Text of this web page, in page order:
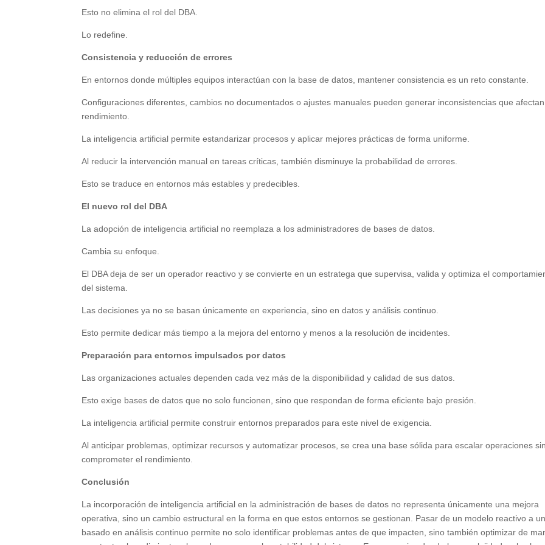
Esto no elimina el rol del DBA.
Lo redefine.
Consistencia y reducción de errores
En entornos donde múltiples equipos interactúan con la base de datos, mantener consistencia es un reto constante.
Configuraciones diferentes, cambios no documentados o ajustes manuales pueden generar inconsistencias que
rendimiento.
La inteligencia artificial permite estandarizar procesos y aplicar mejores prácticas de forma uniforme.
Al reducir la intervención manual en tareas críticas, también disminuye la probabilidad de errores.
Esto se traduce en entornos más estables y predecibles.
El nuevo rol del DBA
La adopción de inteligencia artificial no reemplaza a los administradores de bases de datos.
Cambia su enfoque.
El DBA deja de ser un operador reactivo y se convierte en un estratega que supervisa, valida y optimiza el
del sistema.
Las decisiones ya no se basan únicamente en experiencia, sino en datos y análisis continuo.
Esto permite dedicar más tiempo a la mejora del entorno y menos a la resolución de incidentes.
Preparación para entornos impulsados por datos
Las organizaciones actuales dependen cada vez más de la disponibilidad y calidad de sus datos.
Esto exige bases de datos que no solo funcionen, sino que respondan de forma eficiente bajo presión.
La inteligencia artificial permite construir entornos preparados para este nivel de exigencia.
Al anticipar problemas, optimizar recursos y automatizar procesos, se crea una base sólida para escalar operaciones
comprometer el rendimiento.
Conclusión
La incorporación de inteligencia artificial en la administración de bases de datos no representa únicamente una mejora
operativa, sino un cambio estructural en la forma en que estos entornos se gestionan. Pasar de un modelo reactivo a
basado en análisis continuo permite no solo identificar problemas antes de que impacten, sino también optimizar de